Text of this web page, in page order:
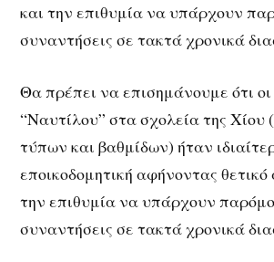
και την επιθυμία να υπάρχουν
συναντήσεις σε τακτά χρονικά
Θα πρέπει να επισημάνουμε ότι
“Ναυτίλου” στα σχολεία της Χίου
τύπων και βαθμίδων) ήταν
εποικοδομητική αφήνοντας
την επιθυμία να υπάρχουν
συναντήσεις σε τακτά χρονικά